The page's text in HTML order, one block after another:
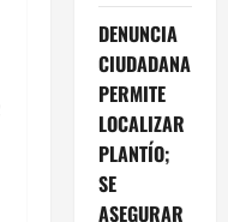
DENUNCIA
CIUDADANA
PERMITE
LOCALIZAR
PLANTÍO;
SE
ASEGURAR